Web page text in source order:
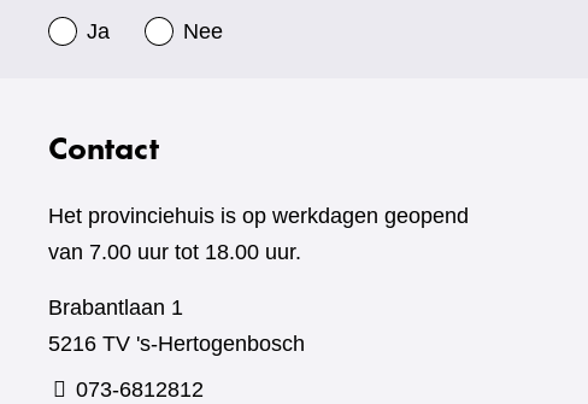
gegevens
Ja Nee
Contact
Het provinciehuis is op werkdagen geopend
van 7.00 uur tot 18.00 uur.
Brabantlaan 1
5216 TV 's-Hertogenbosch
073-6812812